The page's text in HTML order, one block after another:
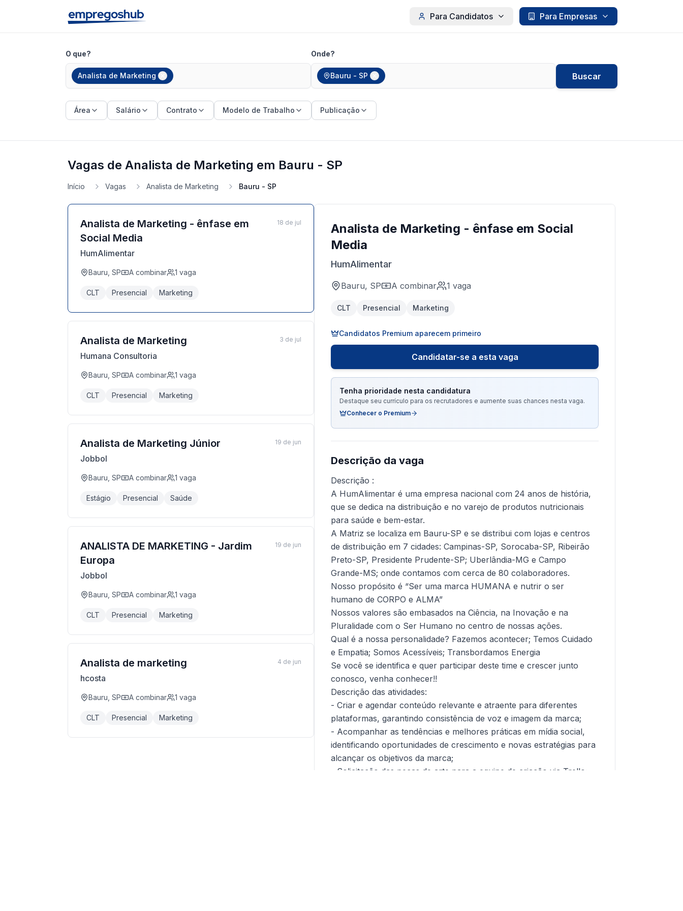
Para Candidatos Para Empresas
O que?
Analista de Marketing
Onde?
Bauru - SP Buscar
Área Salário Contrato Modelo de Trabalho Publicação
Vagas de Analista de Marketing em Bauru - SP
Início Vagas Analista de Marketing Bauru - SP
Analista de Marketing - ênfase em
Social Media
HumAlimentar
Bauru, SP A combinar 1 vaga
CLT Presencial Marketing
18 de jul
Analista de Marketing
Humana Consultoria
Bauru, SP A combinar 1 vaga
CLT Presencial Marketing
3 de jul
Analista de Marketing Júnior
Jobbol
Bauru, SP A combinar 1 vaga
Estágio Presencial Saúde
19 de jun
ANALISTA DE MARKETING - Jardim
Europa
Jobbol
Bauru, SP A combinar 1 vaga
CLT Presencial Marketing
19 de jun
Analista de marketing
hcosta
Bauru, SP A combinar 1 vaga
CLT Presencial Marketing
4 de jun
Analista de Marketing - ênfase em Social
Media
HumAlimentar
Bauru, SP A combinar 1 vaga
CLT Presencial Marketing
Candidatos Premium aparecem primeiro
Candidatar-se a esta vaga
Tenha prioridade nesta candidatura
Destaque seu currículo para os recrutadores e aumente suas chances nesta vaga.
Conhecer o Premium
Descrição da vaga
Descrição :
A HumAlimentar é uma empresa nacional com 24 anos de história,
que se dedica na distribuição e no varejo de produtos nutricionais
para saúde e bem-estar.
A Matriz se localiza em Bauru-SP e se distribui com lojas e centros
de distribuição em 7 cidades: Campinas-SP, Sorocaba-SP, Ribeirão
Preto-SP, Presidente Prudente-SP; Uberlândia-MG e Campo
Grande-MS; onde contamos com cerca de 80 colaboradores.
Nosso propósito é “Ser uma marca HUMANA e nutrir o ser
humano de CORPO e ALMA”
Nossos valores são embasados na Ciência, na Inovação e na
Pluralidade com o Ser Humano no centro de nossas ações.
Qual é a nossa personalidade? Fazemos acontecer; Temos Cuidado
e Empatia; Somos Acessíveis; Transbordamos Energia
Se você se identifica e quer participar deste time e crescer junto
conosco, venha conhecer!!
Descrição das atividades:
- Criar e agendar conteúdo relevante e atraente para diferentes
plataformas, garantindo consistência de voz e imagem da marca;
- Acompanhar as tendências e melhores práticas em mídia social,
identificando oportunidades de crescimento e novas estratégias para
alcançar os objetivos da marca;
- Solicitação das peças de arte para a equipe de criação via Trello;